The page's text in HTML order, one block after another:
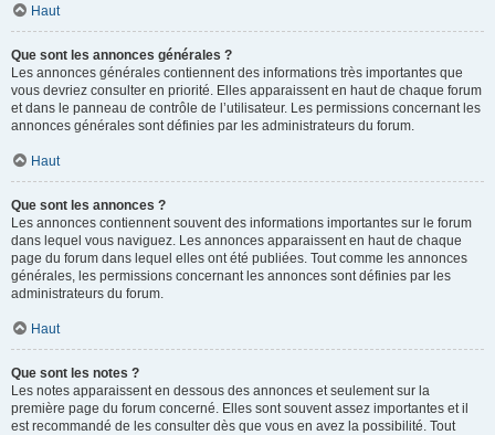
Haut
Que sont les annonces générales ?
Les annonces générales contiennent des informations très importantes que
vous devriez consulter en priorité. Elles apparaissent en haut de chaque forum
et dans le panneau de contrôle de l’utilisateur. Les permissions concernant les
annonces générales sont définies par les administrateurs du forum.
Haut
Que sont les annonces ?
Les annonces contiennent souvent des informations importantes sur le forum
dans lequel vous naviguez. Les annonces apparaissent en haut de chaque
page du forum dans lequel elles ont été publiées. Tout comme les annonces
générales, les permissions concernant les annonces sont définies par les
administrateurs du forum.
Haut
Que sont les notes ?
Les notes apparaissent en dessous des annonces et seulement sur la
première page du forum concerné. Elles sont souvent assez importantes et il
est recommandé de les consulter dès que vous en avez la possibilité. Tout